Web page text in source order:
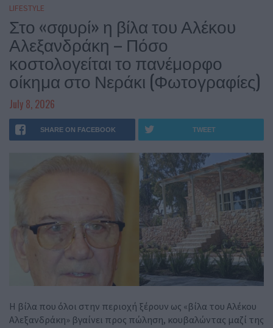
LIFESTYLE
Στο «σφυρί» η βίλα του Αλέκου
Αλεξανδράκη – Πόσο
κοστολογείται το πανέμορφο
οίκημα στο Νεράκι (Φωτογραφίες)
July 8, 2026
SHARE ON FACEBOOK TWEET
Η βίλα που όλοι στην περιοχή ξέρουν ως «βίλα του Αλέκου
Αλεξανδράκη» βγαίνει προς πώληση, κουβαλώντας μαζί της